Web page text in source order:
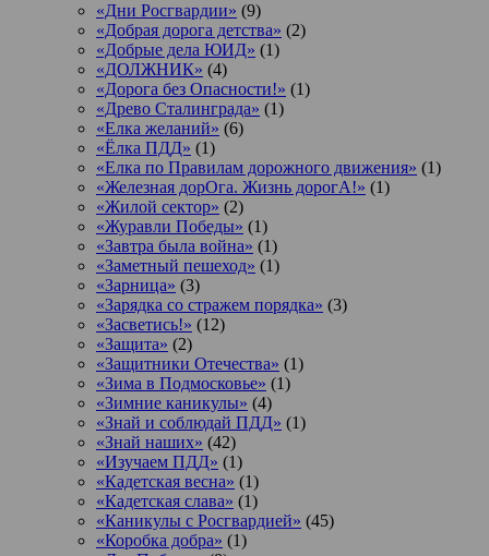
«Дни Росгвардии» (9)
«Добрая дорога детства» (2)
«Добрые дела ЮИД» (1)
«ДОЛЖНИК» (4)
«Дорога без Опасности!» (1)
«Древо Сталинграда» (1)
«Елка желаний» (6)
«Ёлка ПДД» (1)
«Елка по Правилам дорожного движения» (1)
«Железная дорОга. Жизнь дорогА!» (1)
«Жилой сектор» (2)
«Журавли Победы» (1)
«Завтра была война» (1)
«Заметный пешеход» (1)
«Зарница» (3)
«Зарядка со стражем порядка» (3)
«Засветись!» (12)
«Защита» (2)
«Защитники Отечества» (1)
«Зима в Подмосковье» (1)
«Зимние каникулы» (4)
«Знай и соблюдай ПДД» (1)
«Знай наших» (42)
«Изучаем ПДД» (1)
«Кадетская весна» (1)
«Кадетская слава» (1)
«Каникулы с Росгвардией» (45)
«Коробка добра» (1)